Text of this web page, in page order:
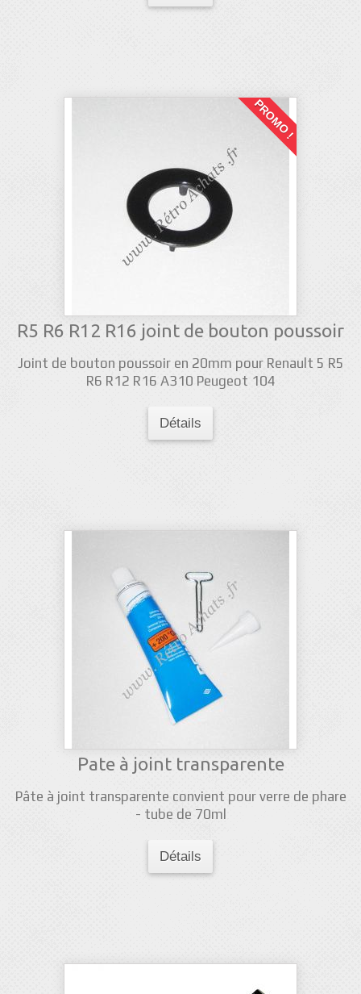
PROMO !
R5 R6 R12 R16 joint de bouton poussoir
Joint de bouton poussoir en 20mm pour Renault 5 R5
R6 R12 R16 A310 Peugeot 104
Détails
Pate à joint transparente
Pâte à joint transparente convient pour verre de phare
- tube de 70ml
Détails